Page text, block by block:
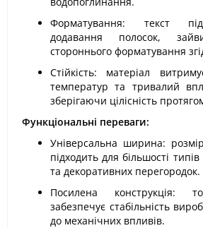
Форматування: текст
додавання полосок,
стороннього форматування
Стійкість: матеріал
температур та тривалий
зберігаючи цілісність
Функціональні переваги:
Універсальна ширина:
підходить для більшості
та декоративних перегородок.
Посилена
забезпечує стабільність
до механічних впливів.